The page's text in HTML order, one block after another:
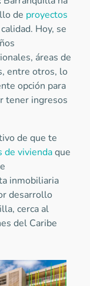
de proyectos
Hoy, se
áreas de
entre otros, lo
opción para
tener ingresos
de que te
de viviendaque
inmobiliaria
desarrollo
cerca al
del Caribe